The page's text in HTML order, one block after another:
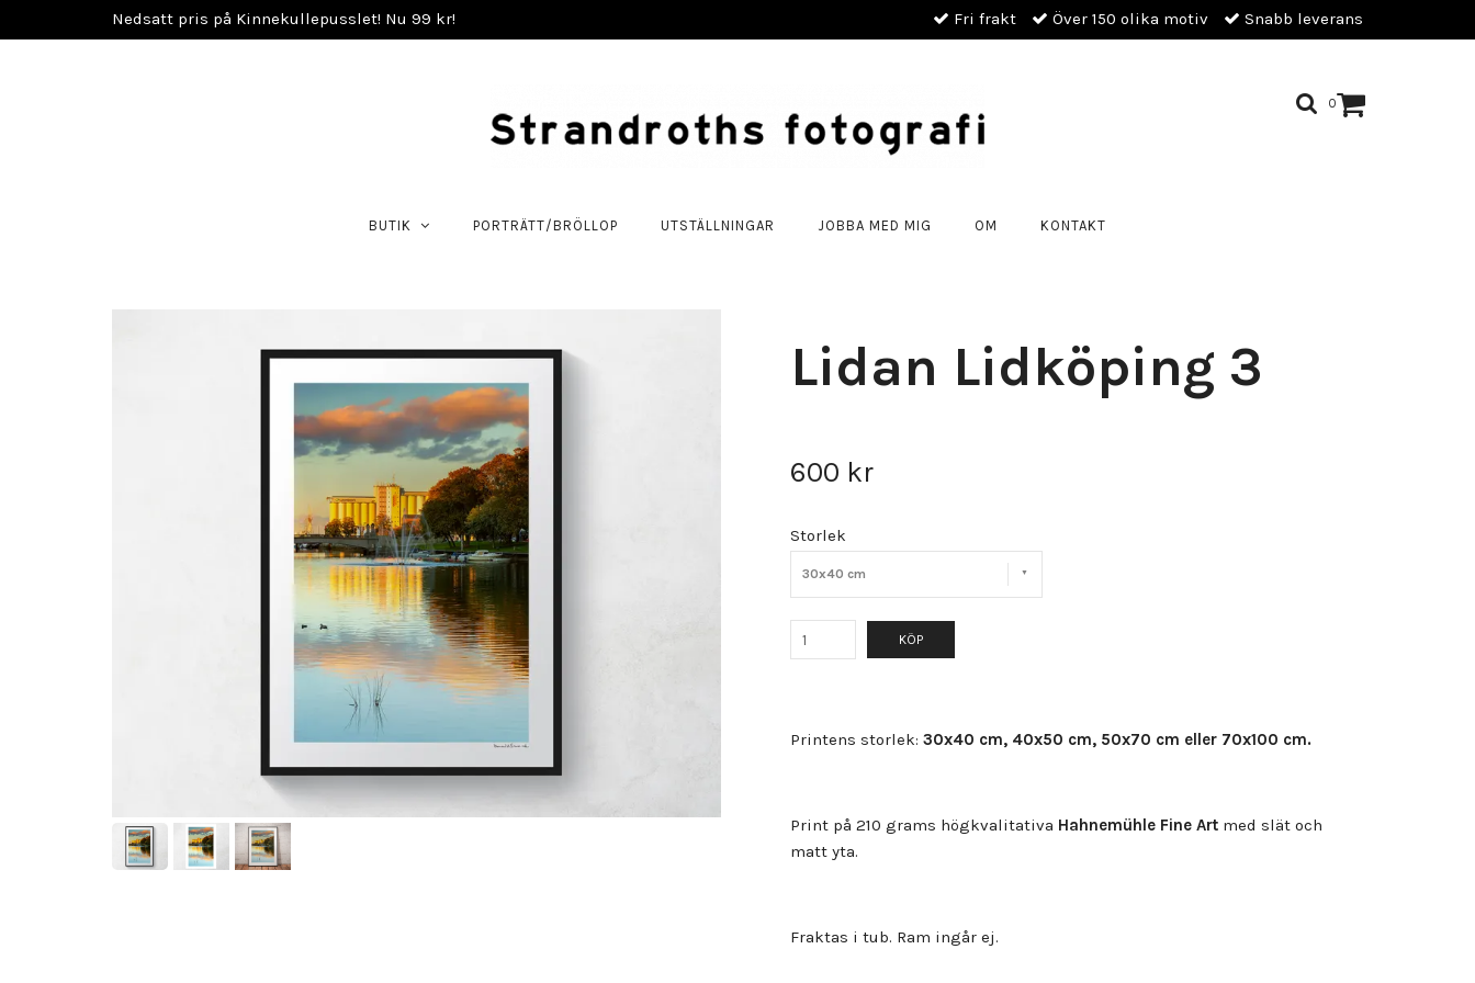
Nedsatt pris på Kinnekullepusslet! Nu 99 kr! Fri frakt Över 150 olika motiv Snabb leverans
0
BUTIK PORTRÄTT/BRÖLLOP UTSTÄLLNINGAR JOBBA MED MIG OM KONTAKT
Lidan Lidköping 3
600 kr
Storlek
30x40 cm
KÖP
Printens storlek: 30x40 cm, 40x50 cm, 50x70 cm eller 70x100 cm.
Print på 210 grams högkvalitativa Hahnemühle Fine Art med slät och
matt yta.
Fraktas i tub. Ram ingår ej.